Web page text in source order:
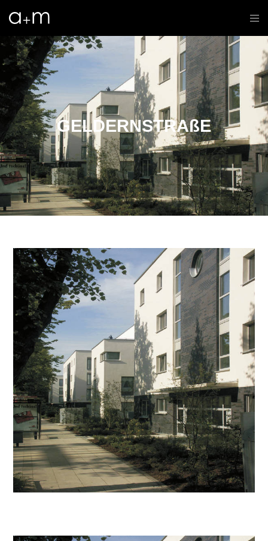
GELDERNSTRAßE